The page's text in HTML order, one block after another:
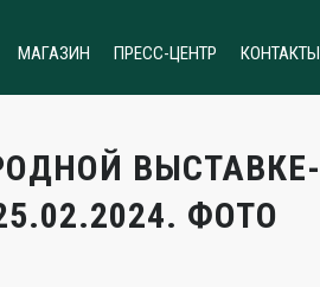
МАГАЗИН ПРЕСС-ЦЕНТР КОНТАКТЫ
ВЫСТАВКЕ-
ФОТО